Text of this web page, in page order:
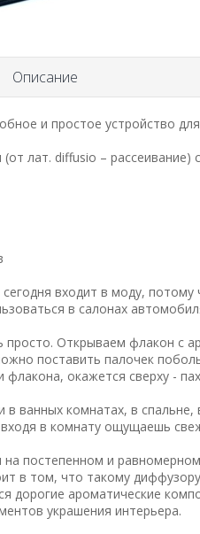
Описание
и простое устройство
лат. diffusio – рассеивание)
входит в моду, потому
в салонах
просто. Открываем флакон с
поставить палочек
окажется сверху -
ванных комнатах, в
в комнату ощущаешь
постепенном и
в том, что такому
дорогие ароматические
украшения интерьера.